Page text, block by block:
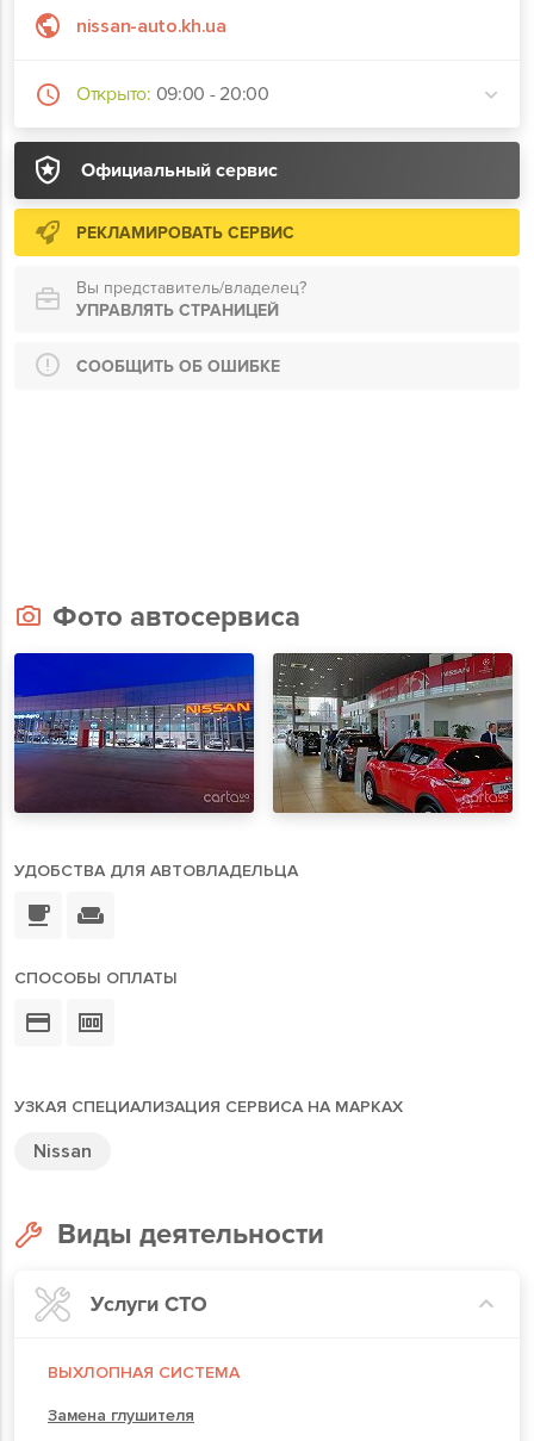
Официальный сервис
nissan-auto.kh.ua
Открыто: 09:00 - 20:00
РЕКЛАМИРОВАТЬ СЕРВИС
Вы представитель/владелец?
УПРАВЛЯТЬ СТРАНИЦЕЙ
СООБЩИТЬ ОБ ОШИБКЕ
Фото автосервиса
УДОБСТВА ДЛЯ АВТОВЛАДЕЛЬЦА
СПОСОБЫ ОПЛАТЫ
УЗКАЯ СПЕЦИАЛИЗАЦИЯ СЕРВИСА НА МАРКАХ
Nissan
Виды деятельности
Услуги СТО
ВЫХЛОПНАЯ СИСТЕМА
Замена глушителя